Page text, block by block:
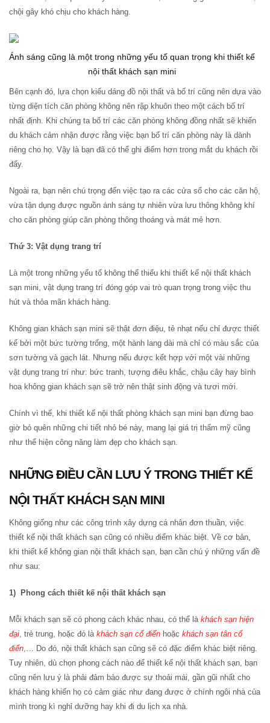
chội gây khó chịu cho khách hàng.
Ánh sáng cũng là một trong những yếu tố quan trọng khi thiết kế
nội thất khách sạn mini
Bên cạnh đó, lựa chọn kiểu dáng đồ nội thất và bố trí cũng nên dựa vào
từng diện tích căn phòng không nên rập khuôn theo một cách bố trí
nhất định. Khi chúng ta bố trí các căn phòng không đồng nhất sẽ khiến
du khách cảm nhận được rằng việc bạn bố trí căn phòng này là dành
riêng cho họ. Vậy là bạn đã có thể ghi điểm hơn trong mắt du khách rồi
đấy.
Ngoài ra, bạn nên chú trọng đến việc tạo ra các cửa sổ cho các căn hộ,
vừa tận dụng được nguồn ánh sáng tự nhiên vừa lưu thông không khí
cho căn phòng giúp căn phòng thông thoáng và mát mẻ hơn.
Thứ 3: Vật dụng trang trí
Là một trong những yếu tố không thể thiếu khi thiết kế nội thất khách
sạn mini, vật dụng trang trí đóng góp vai trò quan trọng trong việc thu
hút và thỏa mãn khách hàng.
Không gian khách sạn mini sẽ thật đơn điệu, tẻ nhạt nếu chỉ được thiết
kế bởi một bức tường trống, một hành lang dài mà chỉ có màu sắc của
sơn tường và gạch lát. Nhưng nếu được kết hợp với một vài những
vật dụng trang trí như: bức tranh, tượng điêu khắc, chậu cây hay bình
hoa không gian khách sạn sẽ trở nên thật sinh động và tươi mới.
Chính vì thế, khi thiết kế nội thất phòng khách sạn mini bạn đừng bao
giờ bỏ quên những chi tiết nhỏ bé này, mang lại giá trị thẩm mỹ cũng
như thể hiện công năng làm đẹp cho khách sạn.
NHỮNG ĐIỀU CẦN LƯU Ý TRONG THIẾT KẾ
NỘI THẤT KHÁCH SẠN MINI
Không giống như các công trình xây dựng cá nhân đơn thuần, việc
thiết kế nội thất khách sạn cũng có nhiều điểm khác biệt. Về cơ bản,
khi thiết kế không gian nội thất khách sạn, bạn cần chú ý những vấn đề
như sau:
1) Phong cách thiết kế nội thất khách sạn
Mỗi khách sạn sẽ có phong cách khác nhau, có thể là khách sạn hiện
đại, trẻ trung, hoặc đó là khách sạn cổ điển hoặc khách sạn tân cổ
điển,… Do đó, nội thất khách sạn cũng sẽ có đặc điểm khác biệt riêng.
Tuy nhiên, dù chọn phong cách nào để thiết kế nội thất khách sạn, bạn
cũng nên lưu ý là phải đảm bảo được sự thoải mái, gần gũi nhất cho
khách hàng khiến họ có cảm giác như đang được ở chính ngôi nhà của
mình trong kì nghỉ dưỡng hay khi đi du lịch xa nhà.